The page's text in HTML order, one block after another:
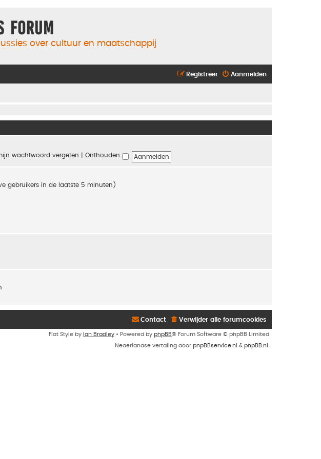
Forum
over cultuur en maatschappij
Aanmelden
Registreer
wachtwoord vergeten Onthouden
gebruikers in de laatste 5 minuten)
Verwijder alle forumcookies
Contact
Flat Style by Ian Bradley • Powered by phpBB® Forum Software © phpBB Limited
Nederlandse vertaling door phpBBservice.nl & phpBB.nl